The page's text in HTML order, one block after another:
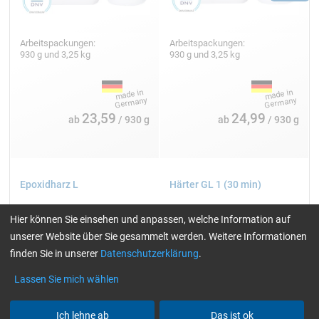
Bilder: Swiss-Composite
Vakuumpressen
Arbeitspackungen:
930 g und 3,25 kg
ab 23,59 / 930 g
Arbeitspackungen:
930 g und 3,25 kg
ab 24,99 / 930 g
Epoxidharz L Härter GL 1 (30 min)
Hier können Sie einsehen und anpassen, welche Information auf
unserer Website über Sie gesammelt werden. Weitere Informationen
finden Sie in unserer Datenschutzerklärung.
Lassen Sie mich wählen
Ich lehne ab Das ist ok